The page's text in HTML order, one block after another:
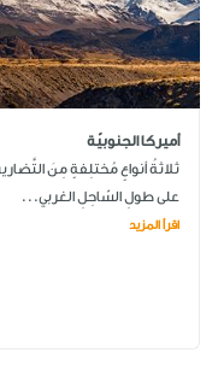
أميركا الجنوبيّة
ثلاثةُ أنواعٍ مُختلِفةٍ مِنَ
على طولِ السّاحِلِ الغربي...
اقرأ المزيد